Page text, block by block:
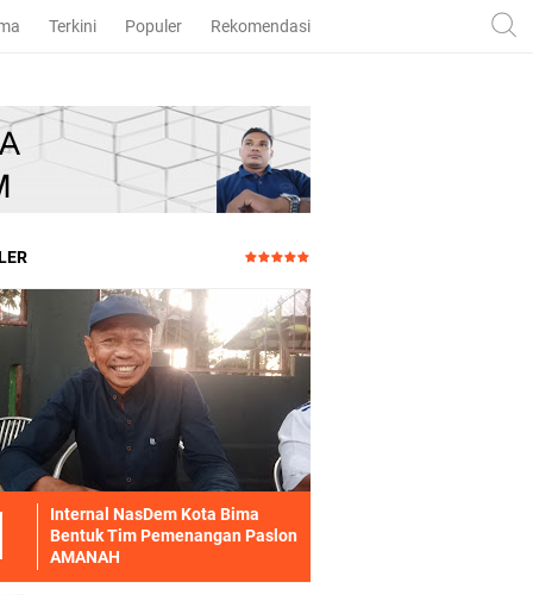
Terkini Populer Rekomendasi
Internal NasDem Kota Bima
Bentuk Tim Pemenangan Paslon
AMANAH